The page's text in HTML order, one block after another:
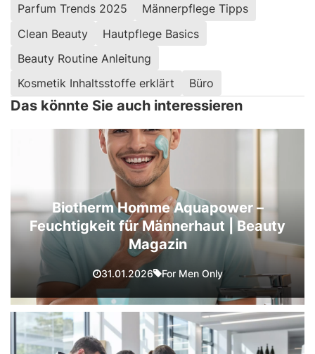
Parfum Trends 2025
Männerpflege Tipps
Clean Beauty
Hautpflege Basics
Beauty Routine Anleitung
Kosmetik Inhaltsstoffe erklärt
Büro
Das könnte Sie auch interessieren
Biotherm Homme Aquapower –
Feuchtigkeit für Männerhaut | Beauty
Magazin
31.01.2026 For Men Only